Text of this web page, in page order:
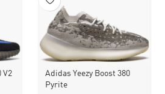
V2
Adidas Yeezy Boost 380
Pyrite